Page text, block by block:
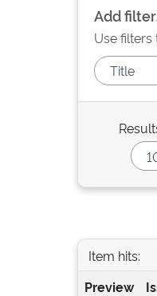
Add
Use filters
Item hits:
Preview